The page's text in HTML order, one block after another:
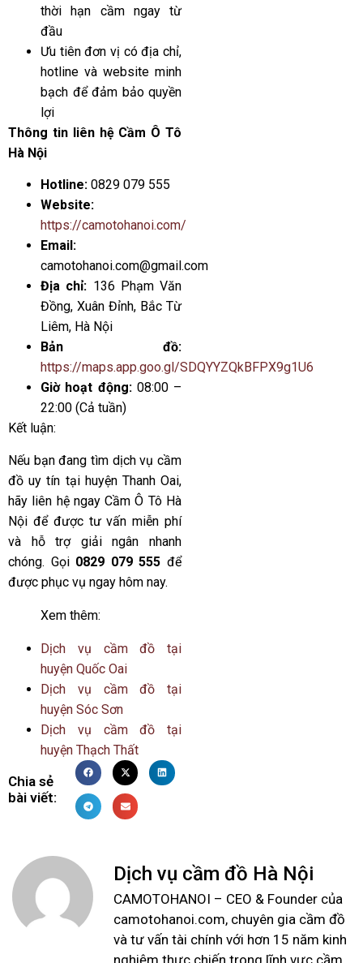
thời hạn cầm ngay từ
đầu
Ưu tiên đơn vị có địa chỉ,
hotline và website minh
bạch để đảm bảo quyền
lợi
Thông tin liên hệ Cầm Ô Tô
Hà Nội
Hotline: 0829 079 555
Website:
https://camotohanoi.com/
Email:
camotohanoi.com@gmail.com
Địa chỉ: 136 Phạm Văn
Đồng, Xuân Đỉnh, Bắc Từ
Liêm, Hà Nội
Bản đồ:
https://maps.app.goo.gl/SDQYYZQkBFPX9g1U6
Giờ hoạt động:08:00 –
22:00 (Cả tuần)
Kết luận:
Nếu bạn đang tìm dịch vụ cầm
đồ uy tín tại huyện Thanh Oai,
hãy liên hệ ngay Cầm Ô Tô Hà
Nội để được tư vấn miễn phí
và hỗ trợ giải ngân nhanh
chóng. Gọi 0829 079 555 để
được phục vụ ngay hôm nay.
Xem thêm:
Dịch vụ cầm đồ tại
huyện Quốc Oai
Dịch vụ cầm đồ tại
huyện Sóc Sơn
Dịch vụ cầm đồ tại
huyện Thạch Thất
Chia sẻ
bài viết:
Dịch vụ cầm đồ Hà Nội
CAMOTOHANOI – CEO & Founder của
camotohanoi.com, chuyên gia cầm đồ
và tư vấn tài chính với hơn 15 năm kinh
nghiệm thực chiến trong lĩnh vực cầm